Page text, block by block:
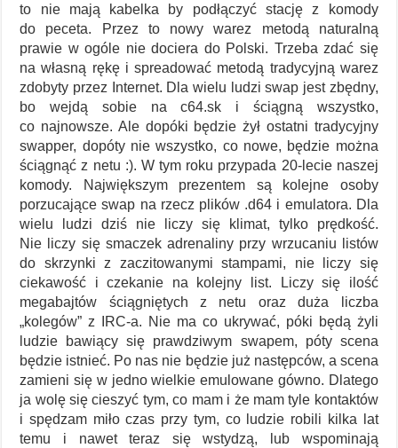
to nie mają kabelka by podłączyć stację z komody
do peceta. Przez to nowy warez metodą naturalną
prawie w ogóle nie dociera do Polski. Trzeba zdać się
na własną rękę i spreadować metodą tradycyjną warez
zdobyty przez Internet. Dla wielu ludzi swap jest zbędny,
bo wejdą sobie na c64.sk i ściągną wszystko,
co najnowsze. Ale dopóki będzie żył ostatni tradycyjny
swapper, dopóty nie wszystko, co nowe, będzie można
ściągnąć z netu :). W tym roku przypada 20-lecie naszej
komody. Największym prezentem są kolejne osoby
porzucające swap na rzecz plików .d64 i emulatora. Dla
wielu ludzi dziś nie liczy się klimat, tylko prędkość.
Nie liczy się smaczek adrenaliny przy wrzucaniu listów
do skrzynki z zaczitowanymi stampami, nie liczy się
ciekawość i czekanie na kolejny list. Liczy się ilość
megabajtów ściągniętych z netu oraz duża liczba
„kolegów” z IRC-a. Nie ma co ukrywać, póki będą żyli
ludzie bawiący się prawdziwym swapem, póty scena
będzie istnieć. Po nas nie będzie już następców, a scena
zamieni się w jedno wielkie emulowane gówno. Dlatego
ja wolę się cieszyć tym, co mam i że mam tyle kontaktów
i spędzam miło czas przy tym, co ludzie robili kilka lat
temu i nawet teraz się wstydzą, lub wspominają